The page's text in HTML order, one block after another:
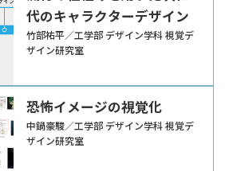
代のキャラクターデザイン
竹部祐平／工学部 デザイン学科 視覚デ
ザイン研究室
恐怖イメージの視覚化
中鍋豪駿／工学部 デザイン学科 視覚デ
ザイン研究室